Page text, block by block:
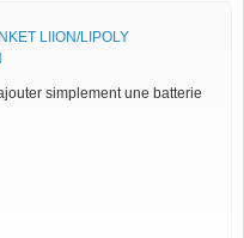
LIION/LIPOLY
simplement une batterie